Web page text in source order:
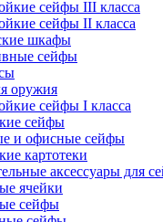
сейфы III класса
сейфы II класса
шкафы
сейфы
оружия
сейфы I класса
сейфы
и офисные сейфы
картотеки
аксессуары для
ячейки
сейфы